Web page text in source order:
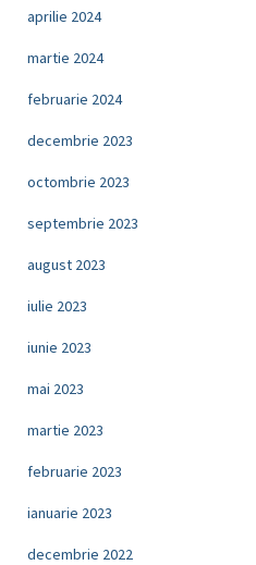
aprilie 2024
martie 2024
februarie 2024
decembrie 2023
octombrie 2023
septembrie 2023
august 2023
iulie 2023
iunie 2023
mai 2023
martie 2023
februarie 2023
ianuarie 2023
decembrie 2022